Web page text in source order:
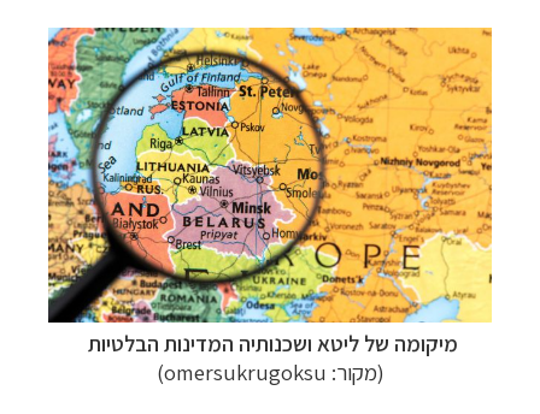
מיקומה של ליטא ושכנותיה המדינות הבלטיות
(מקור: omersukrugoksu)